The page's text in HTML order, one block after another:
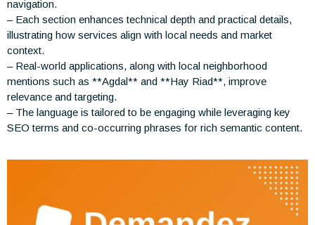
navigation.
– Each section enhances technical depth and practical details,
illustrating how services align with local needs and market
context.
– Real-world applications, along with local neighborhood
mentions such as **Agdal** and **Hay Riad**, improve
relevance and targeting.
– The language is tailored to be engaging while leveraging key
SEO terms and co-occurring phrases for rich semantic content.